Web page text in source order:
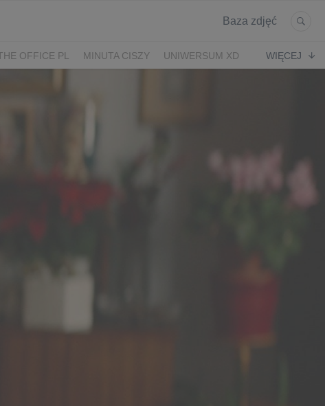
Baza zdjęć
OFFICE PL MINUTA CISZY
UNIWERSUM XD
WIĘCEJ